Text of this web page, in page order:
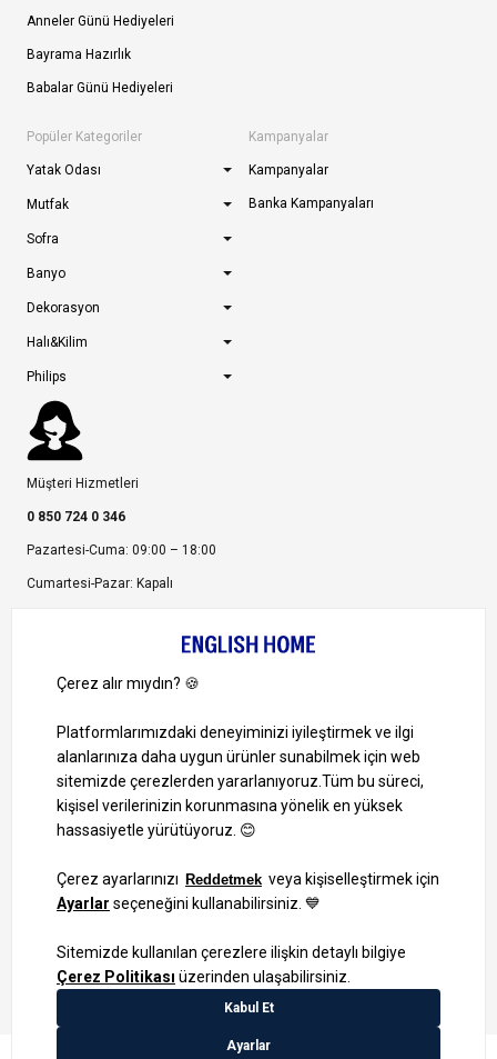
Anneler Günü Hediyeleri
Bayrama Hazırlık
Babalar Günü Hediyeleri
Popüler Kategoriler
Yatak Odası
Mutfak
Sofra
Banyo
Dekorasyon
Halı&Kilim
Philips
Kampanyalar
Kampanyalar
Banka Kampanyaları
Müşteri Hizmetleri
0 850 724 0 346
Pazartesi-Cuma: 09:00 – 18:00
Cumartesi-Pazar: Kapalı
Ayrıcalıklardan yararlanmak için uygulamamızı indirin.
1000 TL ve Üzeri Alışverişlerinizde Kargo Bedava!
Bilgi Toplum Hizmetleri
KVKK Veri İşleme Politikamız